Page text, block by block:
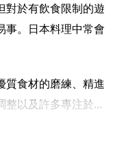
對於有飲食限制的遊
事。日本料理中常會
質食材的磨練、精進
以及許多專注於外